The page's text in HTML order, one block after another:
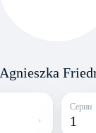
Agnieszka
Серии
1